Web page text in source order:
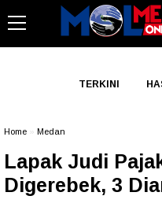
TERKINI
Home Medan
Lapak Judi
Digerebek, 3